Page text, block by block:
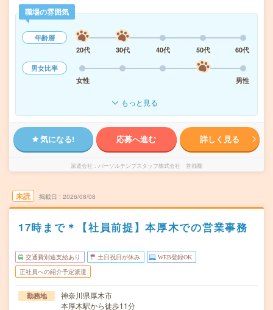
職場の雰囲気
年齢層
20代
30代 40代 50代
60代
男女比率
女性
男性
もっと見る
気になる! 応募へ進む 詳しく見る
派遣会社 パーソルテンプスタッフ株式会社 首都圏
未読 掲載日 2026/08/08
17時まで＊【社員前提】本厚木での営業事務
交通費別途支給あり 土日祝日が休み WEB登録OK
正社員への紹介予定派遣
勤務地
神奈川県厚木市
本厚木駅から徒歩11分